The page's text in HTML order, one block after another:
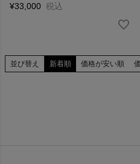
¥33,000 税込
並び替え 新着順 価格が安い順